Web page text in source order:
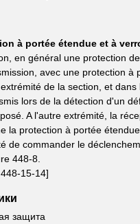
à portée étendue et à
en général une protection
avec une protection à
de la section, et dans
lors de la détection d'un
A l'autre extrémité, la
la protection à portée
de commander le
448-8.
15-14]
защита